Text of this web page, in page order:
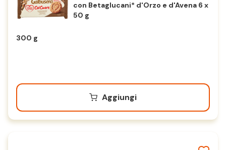
con Betaglucani* d'Orzo e d'Avena 6 x
50 g
300 g
Aggiungi